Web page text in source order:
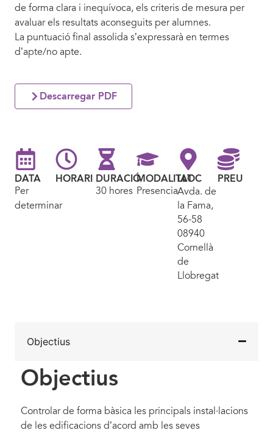
de forma clara i inequívoca, els criteris de mesura per
avaluar els resultats aconseguits per alumnes.
La puntuació final assolida s’expressarà en termes
d’apte/no apte.
Descarregar PDF
DATA
Per
determinar
HORARI DURACIÓ
30 hores
MODALITAT
Presencial
LLOC
Avda. de
la Fama,
56-58
08940
Cornellà
de
Llobregat
PREU
Objectius
Objectius
Controlar de forma bàsica les principals instal·lacions
de les edificacions d’acord amb les seves